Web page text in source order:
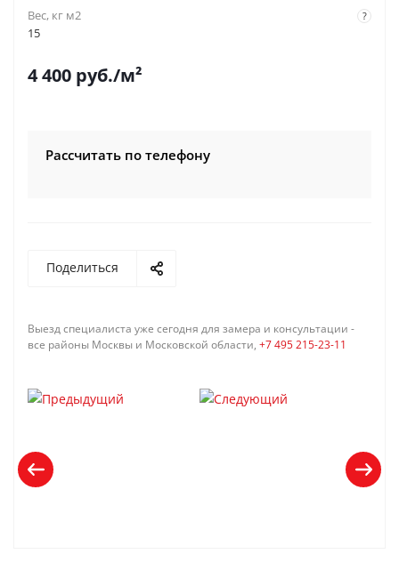
?
Вес, кг м2
15
4 400 руб./м²
Рассчитать по телефону
Поделиться
Выезд специалиста уже сегодня для замера и консультации -
все районы Москвы и Московской области, +7 495 215-23-11